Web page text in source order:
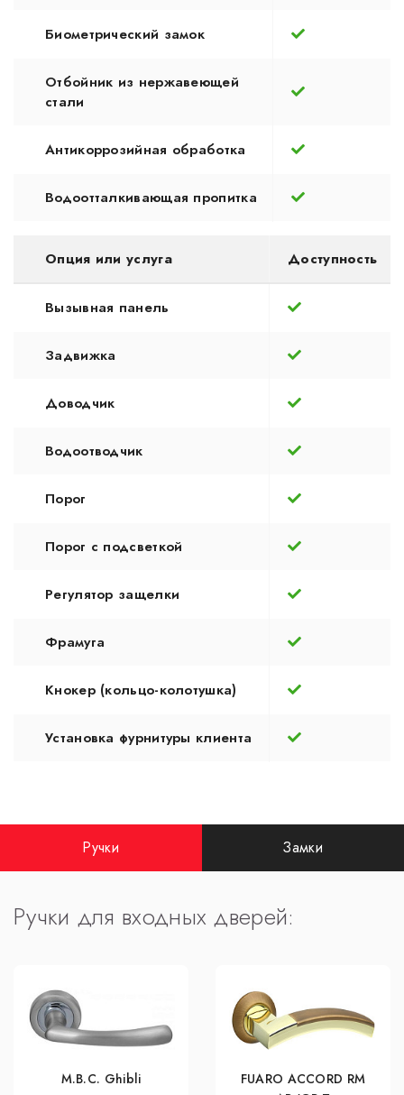
Биометрический замок
Отбойник из нержавеющей
стали
Антикоррозийная обработка
Водоотталкивающая пропитка
Опция или услуга Доступность
Вызывная панель
Задвижка
Доводчик
Водоотводчик
Порог
Порог с подсветкой
Регулятор защелки
Фрамуга
Кнокер (кольцо-колотушка)
Установка фурнитуры клиента
Ручки Замки
Ручки для входных дверей:
M.B.C. Ghibli
FUARO ACCORD RM